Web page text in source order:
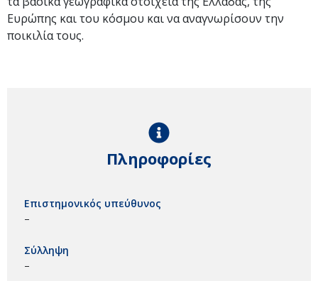
Ευρώπης και του κόσμου και να αναγνωρίσουν την
ποικιλία τους.
Πληροφορίες
Επιστημονικός υπεύθυνος
–
Σύλληψη
–